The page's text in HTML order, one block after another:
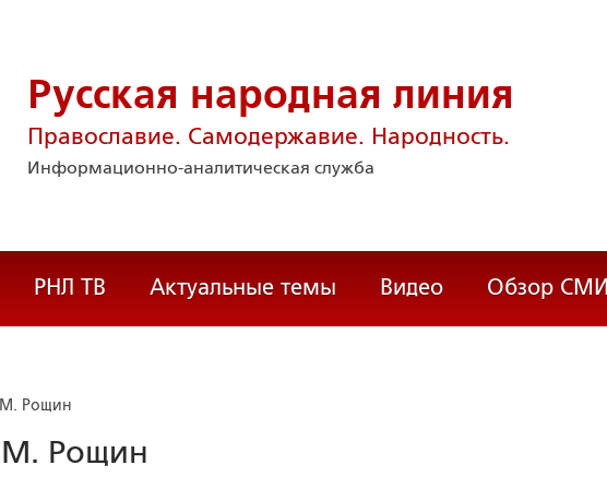
Русская народная линия
Православие. Самодержавие. Народность.
Информационно-аналитическая служба
РНЛ ТВ Актуальные темы Видео Обзор СМИ
М. Рощин
М. Рощин